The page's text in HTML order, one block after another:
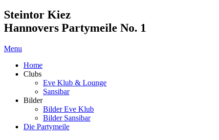
Steintor Kiez
Hannovers Partymeile No. 1
Menu
Home
Clubs
Eve Klub & Lounge
Sansibar
Bilder
Bilder Eve Klub
Bilder Sansibar
Die Partymeile